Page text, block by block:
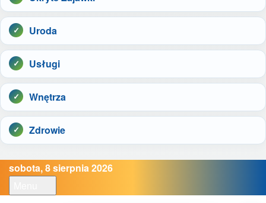
Uroda
Usługi
Wnętrza
Zdrowie
sobota, 8 sierpnia 2026